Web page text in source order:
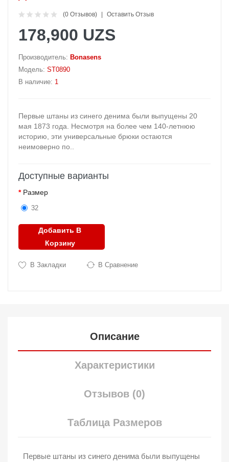
(0 Отзывов) Оставить Отзыв
178,900 UZS
Производитель: Bonasens
Модель: ST0890
В наличие: 1
Первые штаны из синего денима были выпущены 20
мая 1873 года. Несмотря на более чем 140-летнюю
историю, эти универсальные брюки остаются
неимоверно по..
Доступные варианты
Размер
32
Добавить В
Корзину
В Закладки В Сравнение
Описание
Характеристики
Отзывов (0)
Таблица Размеров
Первые штаны из синего денима были выпущены